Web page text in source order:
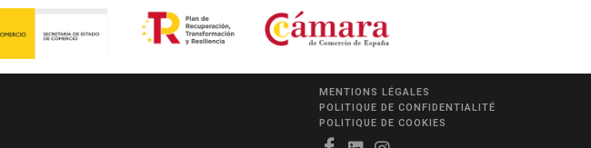
MENTIONS LÉGALES
POLITIQUE DE CONFIDENTIALITÉ
POLITIQUE DE COOKIES